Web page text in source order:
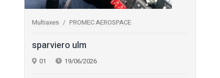
Multiaxes PROMEC AEROSPACE
sparviero ulm
01 19/06/2026